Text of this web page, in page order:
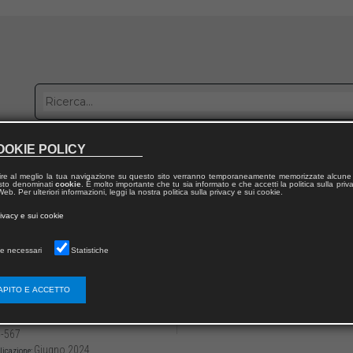
con noi
idraulico di impianti irrigui
567
Giugno 2024
POLICY
al meglio la tua navigazione su questo sito verranno temporaneamente memorizzate alcune
denominati cookie. È molto importante che tu sia informato e che accetti la politica sulla
Per ulteriori informazioni, leggi la nostra politica sulla privacy e sui cookie.
e sui cookie
necessari Statistiche
E ACCETTO